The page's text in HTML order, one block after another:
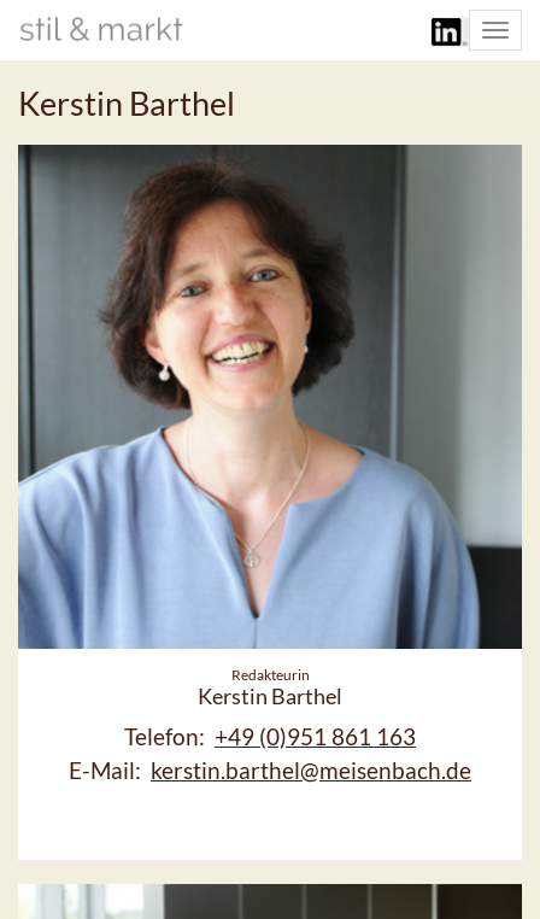
Kerstin Barthel
Redakteurin
Kerstin Barthel
Telefon: +49 (0)951 861 163
E-Mail: kerstin.barthel@meisenbach.de